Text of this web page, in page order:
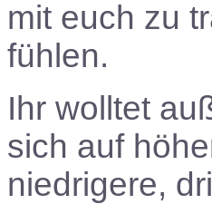
mit euch zu
fühlen.
Ihr wolltet
sich auf
niedrigere,